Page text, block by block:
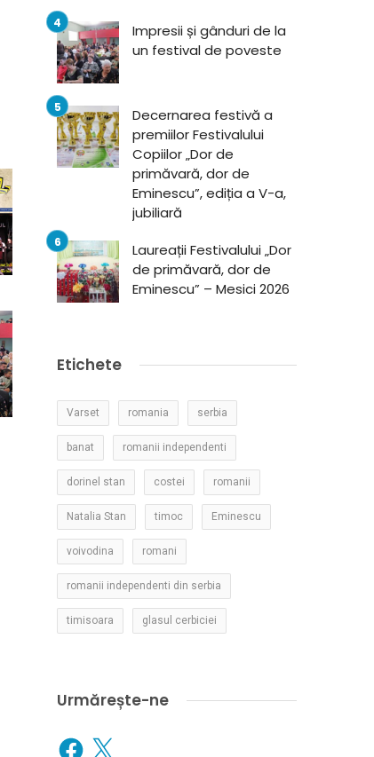
Impresii și gânduri de la
un festival de poveste
Decernarea festivă a
premiilor Festivalului
Copiilor „Dor de
primăvară, dor de
Eminescu”, ediția a V-a,
jubiliară
Laureații Festivalului „Dor
de primăvară, dor de
Eminescu” – Mesici 2026
Etichete
Varset romania serbia
banat romanii independenti
dorinel stan costei romanii
Natalia Stan timoc Eminescu
voivodina romani
romanii independenti din serbia
timisoara glasul cerbiciei
Urmărește-ne
Facebook
X